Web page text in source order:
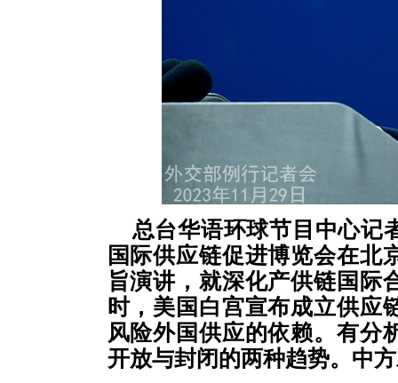
总台华语环球节目中心记
国际供应链促进博览会在北
旨演讲，就深化产供链国际
时，美国白宫宣布成立供应
风险外国供应的依赖。有分
开放与封闭的两种趋势。中